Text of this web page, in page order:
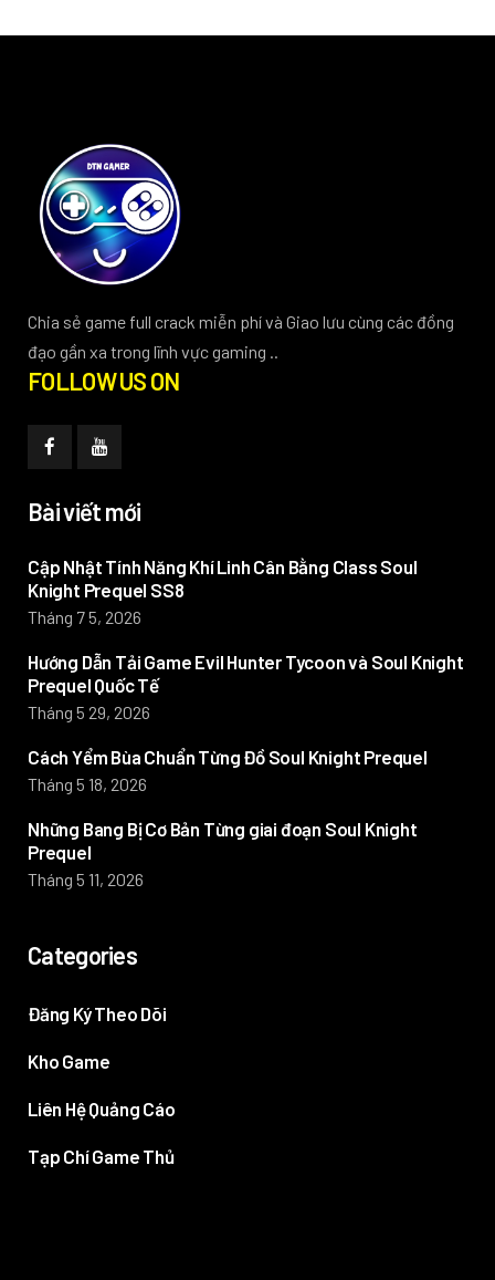
Chia sẻ game full crack miễn phí và Giao lưu cùng các đồng
đạo gần xa trong lĩnh vực gaming ..
FOLLOW US ON
Bài viết mới
Cập Nhật Tính Năng Khí Linh Cân Bằng Class Soul
Knight Prequel SS8
Tháng 7 5, 2026
Hướng Dẫn Tải Game Evil Hunter Tycoon và Soul Knight
Prequel Quốc Tế
Tháng 5 29, 2026
Cách Yểm Bùa Chuẩn Từng Đồ Soul Knight Prequel
Tháng 5 18, 2026
Những Bang Bị Cơ Bản Từng giai đoạn Soul Knight
Prequel
Tháng 5 11, 2026
Categories
Đăng Ký Theo Dõi
Kho Game
Liên Hệ Quảng Cáo
Tạp Chí Game Thủ